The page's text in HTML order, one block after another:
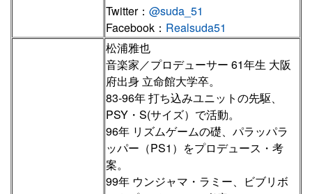
Twitter： @suda_51
Facebook： Realsuda51
松浦雅也
音楽家／プロデューサー 61年生 大阪
府出身 立命館大学卒。
83-96年 打ち込みユニットの先駆、
PSY・S(サイズ）で活動。
96年 リズムゲームの礎、パラッパラ
ッパー（PS1）をプロデュース・考
案。
99年 ウンジャマ・ラミー、ビブリボ